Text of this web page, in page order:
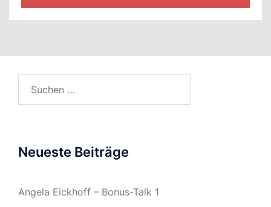
Neueste Beiträge
Angela Eickhoff – Bonus-Talk 1